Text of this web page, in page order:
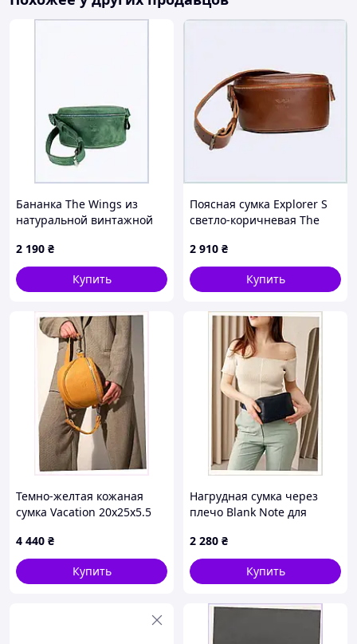
Бананка The Wings из
натуральной винтажной
2 190 ₴
Купить
Поясная сумка Explorer S
светло-коричневая The
2 910 ₴
Купить
Темно-желтая кожаная
сумка Vacation 20х25х5.5
4 440 ₴
Купить
Нагрудная сумка через
плечо Blank Note для
2 280 ₴
Купить